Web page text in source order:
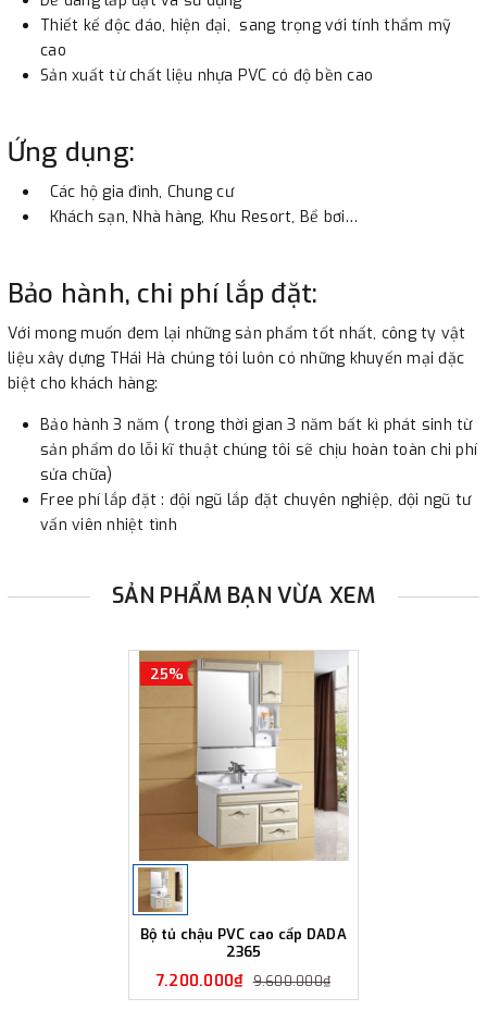
Thiết kế độc đáo, hiện đại, sang trọng với tính thẩm mỹ
cao
Sản xuất từ chất liệu nhựa PVC có độ bền cao
Ứng dụng:
Các hộ gia đình, Chung cư
Khách sạn, Nhà hàng, Khu Resort, Bể bơi…
Bảo hành, chi phí lắp đặt:
Với mong muốn đem lại những sản phẩm tốt nhất, công ty vật
liệu xây dựng THái Hà chúng tôi luôn có những khuyến mại đặc
biệt cho khách hàng:
Bảo hành 3 năm ( trong thời gian 3 năm bất kì phát sinh từ
sản phẩm do lỗi kĩ thuật chúng tôi sẽ chịu hoàn toàn chi phí
sửa chữa)
Free phí lắp đặt : đội ngũ lắp đặt chuyên nghiệp, đội ngũ tư
vấn viên nhiệt tình
SẢN PHẨM BẠN VỪA XEM
25%
Bộ tủ chậu PVC cao cấp DADA
2365
7.200.000₫ 9.600.000₫